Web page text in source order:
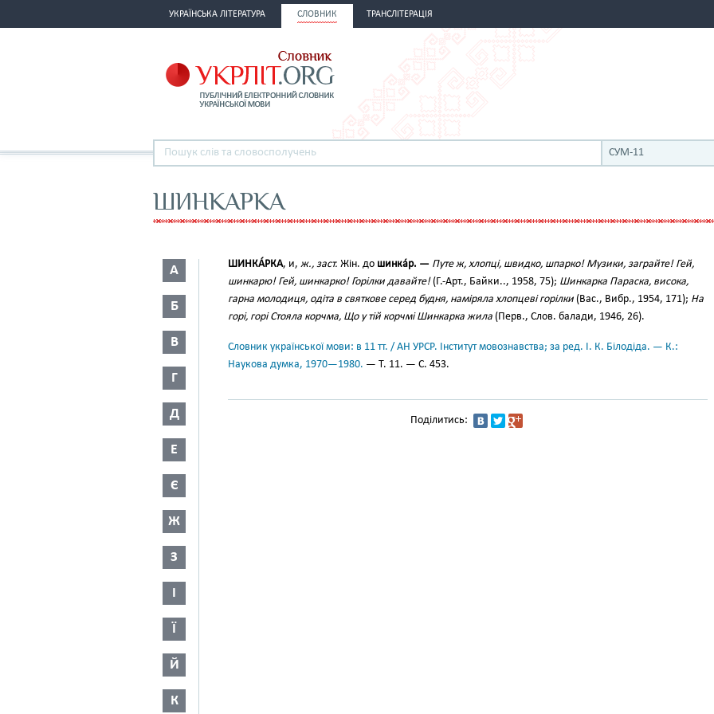
УКРАЇНСЬКА ЛІТЕРАТУРА СЛОВНИК ТРАНСЛІТЕРАЦІЯ
СУМ-11
ШИНКАРКА
А
Б
В
Г
Д
Е
Є
Ж
З
І
Ї
Й
К
ШИНКА́РКА, и, ж., заст. Жін. до шинка́р. — Путе ж, хлопці, швидко, шпарко! Музики, заграйте! Гей,
шинкарю! Гей, шинкарко! Горілки давайте!(Г.-Арт., Байки.., 1958, 75); Шинкарка Параска, висока,
гарна молодиця, одіта в святкове серед будня, наміряла хлопцеві горілки (Вас., Вибр., 1954, 171); На
горі, горі Стояла корчма, Що у тій корчмі Шинкарка жила (Перв., Слов. балади, 1946, 26).
Словник української мови: в 11 тт. / АН УРСР. Інститут мовознавства; за ред. І. К. Білодіда. — К.:
Наукова думка, 1970—1980. — Т. 11. — С. 453.
Поділитись: